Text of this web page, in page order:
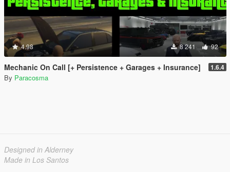
4.98 8 241 92
Mechanic On Call [+ Persistence + Garages + Insurance] 1.6.4
By Paracosma
Designed in Alderney
Made in Los Santos